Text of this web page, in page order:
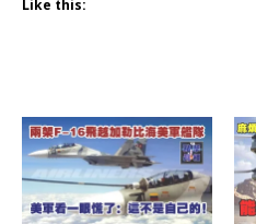
Like this: